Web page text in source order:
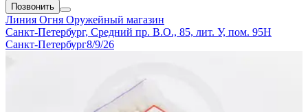
Позвонить
Линия Огня Оружейный магазин
Санкт-Петербург, Средний пр. В.О., 85, лит. У, пом. 95Н
Санкт-Петербург8/9/26